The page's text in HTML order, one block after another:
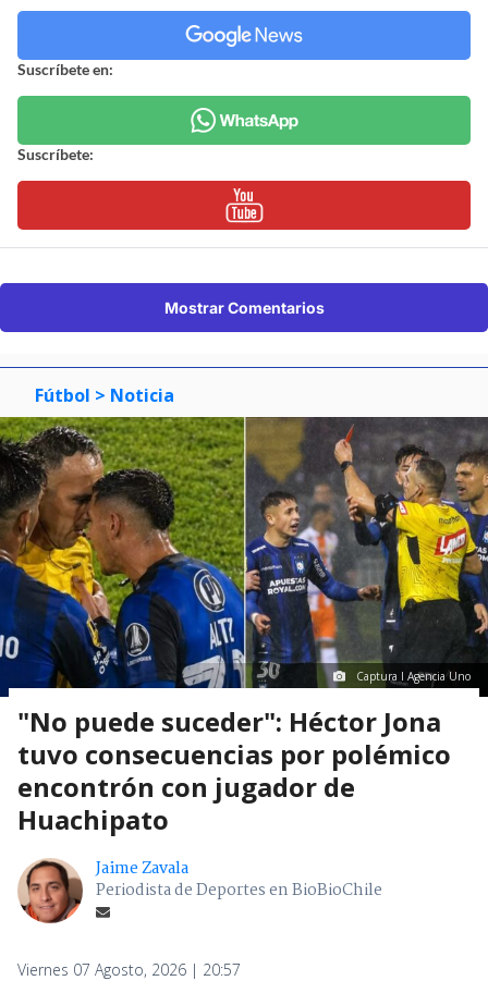
Suscríbete en:
Suscríbete:
Mostrar Comentarios
Fútbol > Noticia
Captura I Agencia Uno
"No puede suceder": Héctor Jona
tuvo consecuencias por polémico
encontrón con jugador de
Huachipato
Jaime Zavala
Periodista de Deportes en BioBioChile
Viernes 07 Agosto, 2026 | 20:57